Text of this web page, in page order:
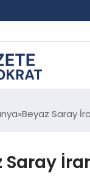
Beyaz Saray
Saray